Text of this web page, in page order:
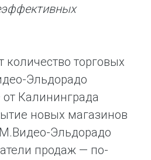
торговых
Эльдорадо
Калининграда
новых магазинов
Эльдорадо
продаж — по-